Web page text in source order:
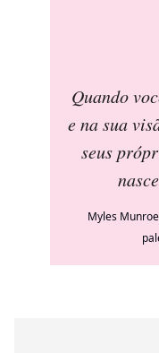
Quando
e na sua
seus
Myles